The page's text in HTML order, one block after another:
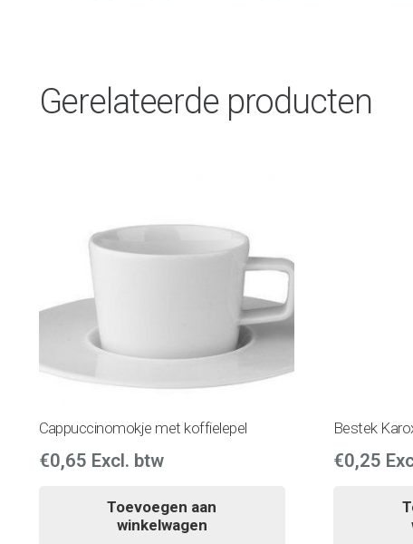
Gerelateerde producten
Cappuccinomokje met koffielepel
€0,65 Excl. btw
Toevoegen aan
winkelwagen
Bestek
€0,25